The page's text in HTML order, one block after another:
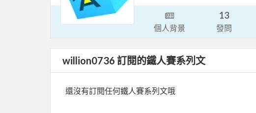
個人背景
13
發問
willion0736 訂閱的鐵人賽系列文
還沒有訂閱任何鐵人賽系列文哦